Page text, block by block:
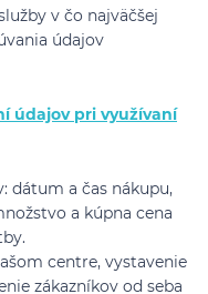
v čo najväčšej
údajov
údajov pri využívaní
dátum a čas nákupu,
a kúpna cena
centre, vystavenie
zákazníkov od seba